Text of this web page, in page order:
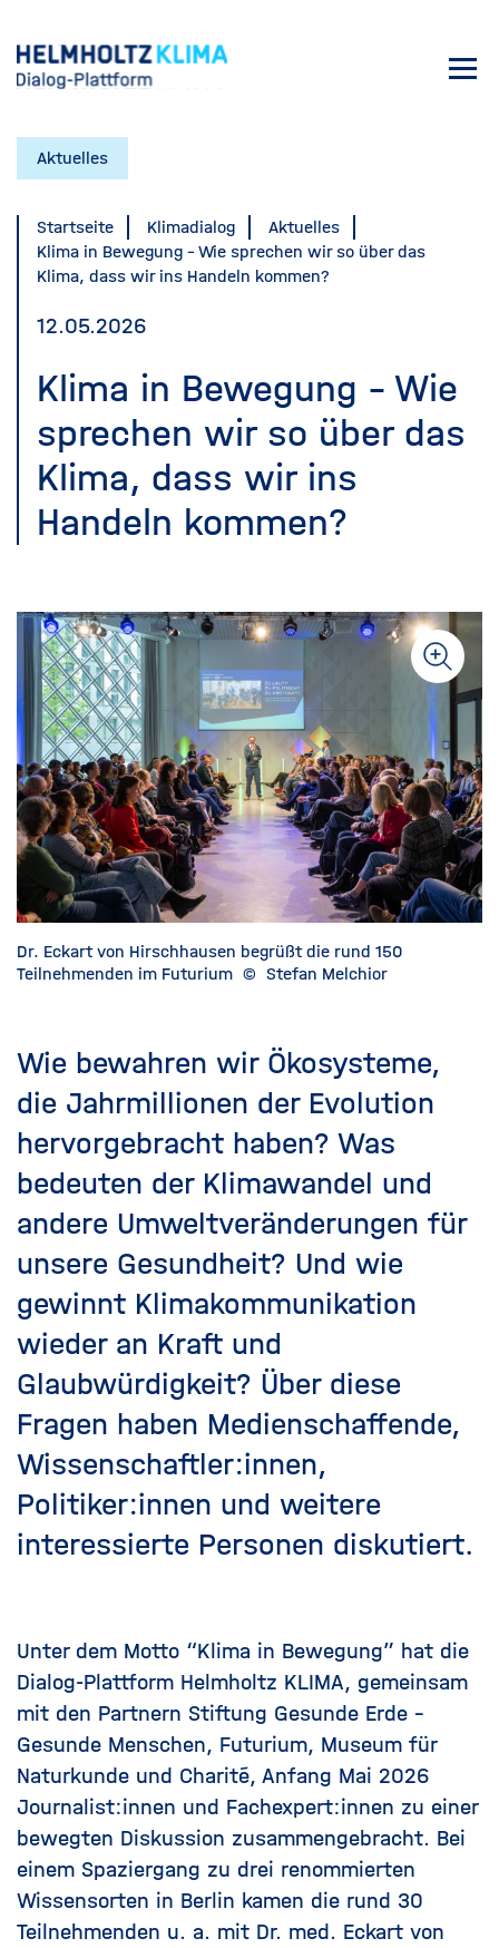
zum
Inhalt
Aktuelles
Startseite Klimadialog
Aktuelles
Klima in Bewegung - Wie sprechen wir so über das
Klima, dass wir ins Handeln kommen?
12.05.2026
Klima in Bewegung - Wie
sprechen wir so über das
Klima, dass wir ins
Handeln kommen?
Dr. Eckart von Hirschhausen begrüßt die rund 150
Teilnehmenden im Futurium © Stefan Melchior
Wie bewahren wir Ökosysteme,
die Jahrmillionen der Evolution
hervorgebracht haben? Was
bedeuten der Klimawandel und
andere Umweltveränderungen für
unsere Gesundheit? Und wie
gewinnt Klimakommunikation
wieder an Kraft und
Glaubwürdigkeit? Über diese
Fragen haben Medienschaffende,
Wissenschaftler:innen,
Politiker:innen und weitere
interessierte Personen diskutiert.
Unter dem Motto “Klima in Bewegung” hat die
Dialog-Plattform Helmholtz KLIMA, gemeinsam
mit den Partnern Stiftung Gesunde Erde -
Gesunde Menschen, Futurium, Museum für
Naturkunde und Charité, Anfang Mai 2026
Journalist:innen und Fachexpert:innen zu einer
bewegten Diskussion zusammengebracht. Bei
einem Spaziergang zu drei renommierten
Wissensorten in Berlin kamen die rund 30
Teilnehmenden u. a. mit Dr. med. Eckart von